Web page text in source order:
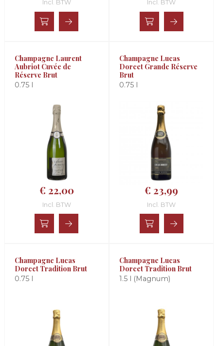
Incl. BTW Incl. BTW
Champagne Laurent
Aubriot Cuvée de
Réserve Brut
0.75 l
€ 22,00
Incl. BTW
Champagne Lucas
Dorcet Grande Réserve
Brut
0.75 l
€ 23,99
Incl. BTW
Champagne Lucas
Dorcet Tradition Brut
0.75 l
Champagne Lucas
Dorcet Tradition Brut
1.5 l (Magnum)